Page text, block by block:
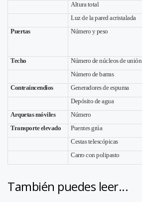
Altura total
Luz de la pared acristalada
Puertas Número y peso
Techo
Número de núcleos de unión
Número de barras
Contraincendios
Generadores de espuma
Depósito de agua
Arquetas móviles
Número
Transporte elevado
Puentes grúa
Cestas telescópicas
Carro con polipasto
También puedes leer...